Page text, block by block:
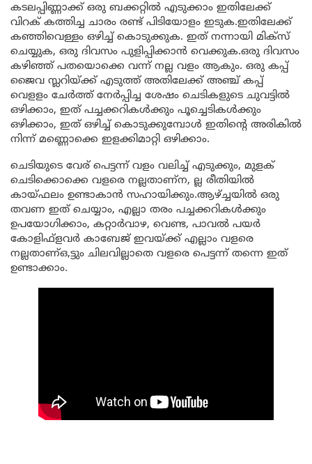
കടലപ്പിണ്ണാക്ക് ഒരു ബക്കറ്റിൽ എടുക്കാം ഇതിലേക്ക്
വിറക് കത്തിച്ച ചാരം രണ്ട് പിടിയോളം ഇടുക.ഇതിലേക്ക്
കഞ്ഞിവെള്ളം ഒഴിച്ച് കൊടുക്കുക. ഇത് നന്നായി മിക്സ്
ചെയ്യുക, ഒരു ദിവസം പുളിപ്പിക്കാൻ വെക്കുക.ഒരു ദിവസം
കഴിഞ്ഞ് പതയൊക്കെ വന്ന് നല്ല വളം ആകും. ഒരു കപ്പ്
ജൈവ സ്ലറിയ്ക്ക് എടുത്ത് അതിലേക്ക് അഞ്ച് കപ്പ്
വെളളം ചേർത്ത് നേർപ്പിച്ച ശേഷം ചെടികളുടെ ചുവട്ടിൽ
ഒഴിക്കാം, ഇത് പച്ചക്കറികൾക്കും പൂച്ചെടികൾക്കും
ഒഴിക്കാം, ഇത് ഒഴിച്ച് കൊടുക്കുമ്പോൾ ഇതിന്റെ അരികിൽ
നിന്ന് മണ്ണൊക്കെ ഇളക്കിമാറ്റി ഒഴിക്കാം.
ചെടിയുടെ വേര് പെട്ടന്ന് വളം വലിച്ച് എടുക്കും, മുളക്
ചെടിക്കൊക്കെ വളരെ നല്ലതാണ്ന, ല്ല രീതിയിൽ
കായ്ഫലം ഉണ്ടാകാൻ സഹായിക്കും.ആഴ്ച്ചയിൽ ഒരു
തവണ ഇത് ചെയ്യാം, എല്ലാ തരം പച്ചക്കറികൾക്കും
ഉപയോഗിക്കാം, കറ്റാർവാഴ, വെണ്ട, പാവൽ പയർ
കോളിഫ്ളവർ കാബേജ് ഇവയ്ക്ക് എല്ലാം വളരെ
നല്ലതാണ്ഒ,ട്ടും ചിലവില്ലാതെ വളരെ പെട്ടന്ന് തന്നെ ഇത്
ഉണ്ടാക്കാം.